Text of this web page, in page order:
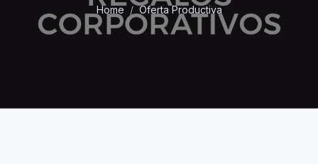
Home Oferta Productiva